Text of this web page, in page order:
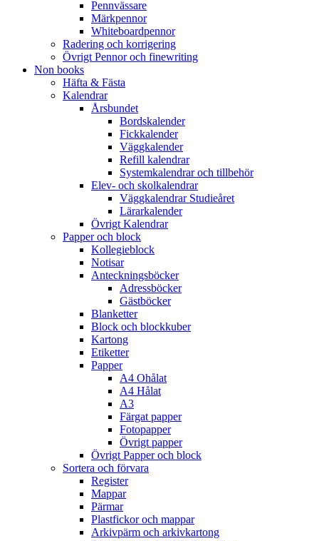
Pennvässare
Märkpennor
Whiteboardpennor
Radering och korrigering
Övrigt Pennor och finewriting
Non books
Häfta & Fästa
Kalendrar
Årsbundet
Bordskalender
Fickkalender
Väggkalender
Refill kalendrar
Systemkalendrar och tillbehör
Elev- och skolkalendrar
Väggkalendrar Studieåret
Lärarkalender
Övrigt Kalendrar
Papper och block
Kollegieblock
Notisar
Anteckningsböcker
Adressböcker
Gästböcker
Blanketter
Block och blockkuber
Kartong
Etiketter
Papper
A4 Ohålat
A4 Hålat
A3
Färgat papper
Fotopapper
Övrigt papper
Övrigt Papper och block
Sortera och förvara
Register
Mappar
Pärmar
Plastfickor och mappar
Arkivpärm och arkivkartong